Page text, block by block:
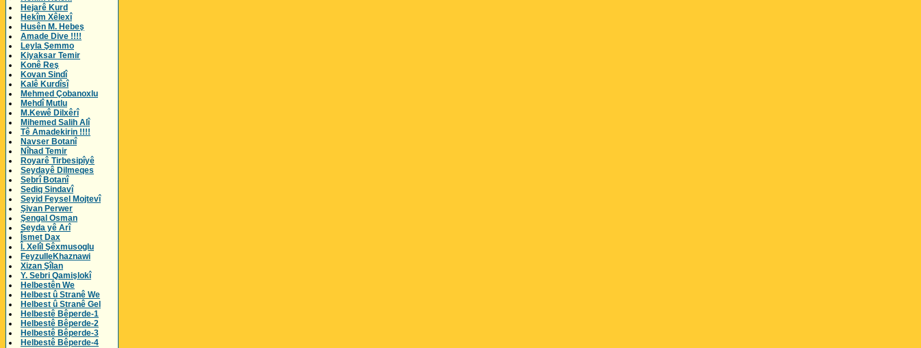
Hejarê Kurd
Hekîm Xêlexî
Husên M. Hebeş
Amade Dive !!!!
Leyla Şemmo
Kiyaksar Temir
Konê Reş
Kovan Sindî
Kalê Kurdîsî
Mehmed Çobanoxlu
Mehdî Mutlu
M.Kewê Dilxêrî
Mihemed Salih Alî
Tê Amadekirin !!!!
Navser Botanî
Nîhad Temir
Royarê Tirbesipîyê
Seydayê Dilmeqes
Sebrî Botanî
Sediq Sindavî
Seyid Feysel Mojtevî
Şivan Perwer
Şengal Osman
Seyda yê Arî
Îsmet Dax
Î. Xelîl Şêxmusoglu
FeyzulleKhaznawi
Xizan Şîlan
Y. Sebri Qamişlokî
Helbestên We
Helbest û Stranê We
Helbest û Stranê Gel
Helbestê Bêperde-1
Helbestê Bêperde-2
Helbestê Bêperde-3
Helbestê Bêperde-4